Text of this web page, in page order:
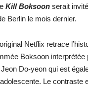
Kill Boksoon serait
Berlin le mois dernier.
Netflix retrace
Boksoon interprétée
Do-yeon qui est
Le contraste